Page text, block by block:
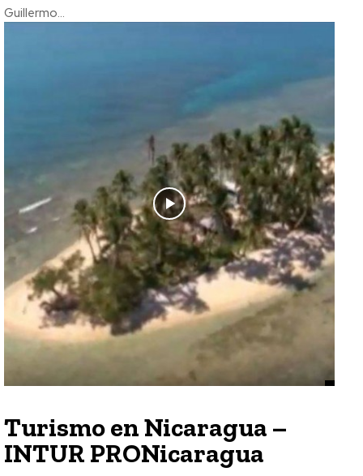
Guillermo...
Turismo en Nicaragua –
INTUR PRONicaragua